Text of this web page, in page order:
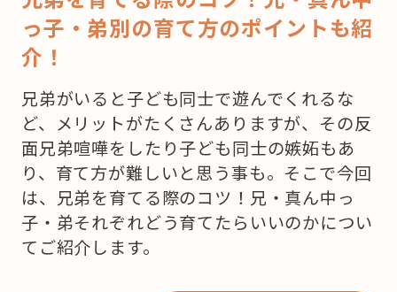
っ子・弟別の育て方のポイントも紹
介！
兄弟がいると子ども同士で遊んでくれるな
ど、メリットがたくさんありますが、その反
面兄弟喧嘩をしたり子ども同士の嫉妬もあ
り、育て方が難しいと思う事も。そこで今回
は、兄弟を育てる際のコツ！兄・真ん中っ
子・弟それぞれどう育てたらいいのかについ
てご紹介します。